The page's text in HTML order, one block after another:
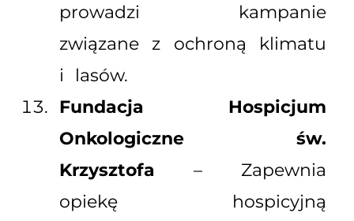
prowadzi kampanie
związane z ochroną klimatu
i lasów.
Fundacja Hospicjum
Onkologiczne św.
Krzysztofa – Zapewnia
opiekę hospicyjną